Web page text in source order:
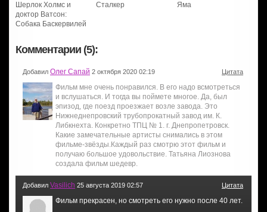
Шерлок Холмс и
доктор Ватсон:
Собака Баскервилей
Сталкер Яма
Комментарии (5):
Добавил Олег Сапай 2 октября 2020 02:19 Цитата
Фильм мне очень понравился. В его надо всмотреться
и вслушаться. И тогда вы поймете многое. Да, был
эпизод, где поезд проезжает возле завода. Это
Нижнеднепровский трубопрокатный завод им. К.
Либкнехта. Конкретно ТПЦ № 1. г. Днепропетровск.
Какие замечательные артисты снимались в этом
фильме-звёзды.Каждый раз смотрю этот фильм и
получаю большое удовольствие. Татьяна Лиознова
создала фильм шедевр.
Добавил Vasilich 25 августа 2019 02:57 Цитата
Фильм прекрасен, но смотреть его нужно после 40 лет.